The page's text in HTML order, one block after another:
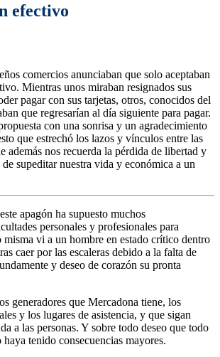
efectivo
comercios anunciaban que solo aceptaban
Mientras unos miraban resignados sus
pagar con sus tarjetas, otros, conocidos del
que regresarían al día siguiente para pagar.
con una sonrisa y un agradecimiento
que estrechó los lazos y vínculos entre las
además nos recuerda la pérdida de libertad y
supeditar nuestra vida y económica a un
apagón ha supuesto muchos
personales y profesionales para
misma vi a un hombre en estado crítico dentro
caer por las escaleras debido a la falta de
y deseo de corazón su pronta
generadores que Mercadona tiene, los
y los lugares de asistencia, y que sigan
a las personas. Y sobre todo deseo que todo
tenido consecuencias mayores.